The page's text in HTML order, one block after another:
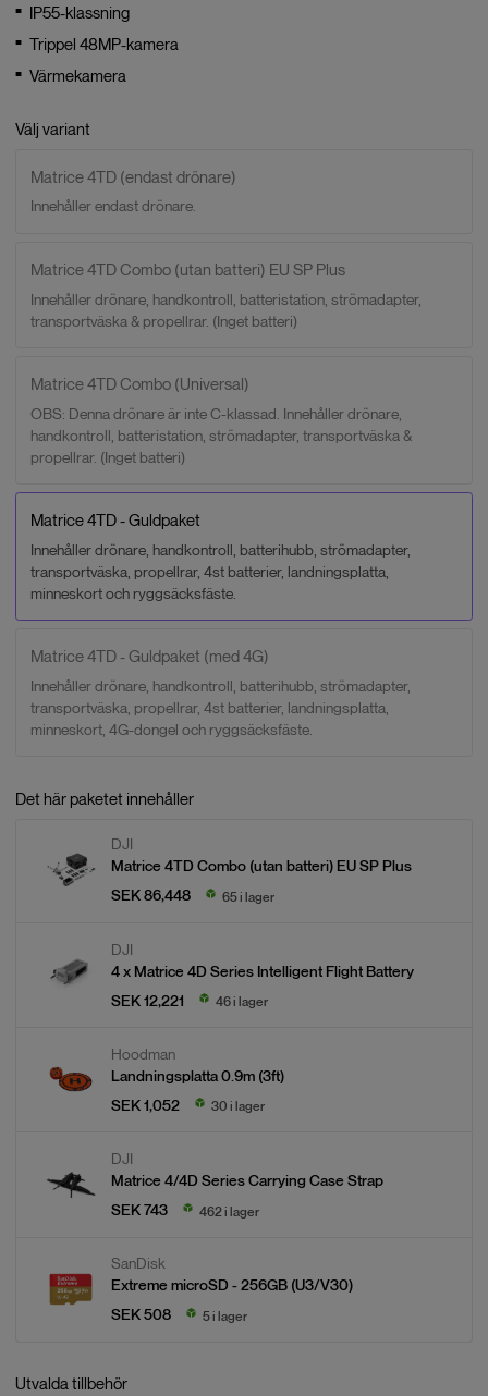
IP55-klassning
Trippel 48MP-kamera
Värmekamera
Välj variant
Matrice 4TD (endast drönare)
Innehåller endast drönare.
Matrice 4TD Combo (utan batteri) EU SP Plus
Innehåller drönare, handkontroll, batteristation, strömadapter,
transportväska & propellrar. (Inget batteri)
Matrice 4TD Combo (Universal)
OBS: Denna drönare är inte C-klassad. Innehåller drönare,
handkontroll, batteristation, strömadapter, transportväska &
propellrar. (Inget batteri)
Matrice 4TD - Guldpaket
Innehåller drönare, handkontroll, batterihubb, strömadapter,
transportväska, propellrar, 4st batterier, landningsplatta,
minneskort och ryggsäcksfäste.
Matrice 4TD - Guldpaket (med 4G)
Innehåller drönare, handkontroll, batterihubb, strömadapter,
transportväska, propellrar, 4st batterier, landningsplatta,
minneskort, 4G-dongel och ryggsäcksfäste.
Det här paketet innehåller
DJI
Matrice 4TD Combo (utan batteri) EU SP Plus
SEK 86,448
65 i lager
DJI
4 x Matrice 4D Series Intelligent Flight Battery
SEK 12,221
46 i lager
Hoodman
Landningsplatta 0.9m (3ft)
SEK 1,052
30 i lager
DJI
Matrice 4/4D Series Carrying Case Strap
SEK 743
462 i lager
SanDisk
Extreme microSD - 256GB (U3/V30)
SEK 508
5 i lager
Utvalda tillbehör